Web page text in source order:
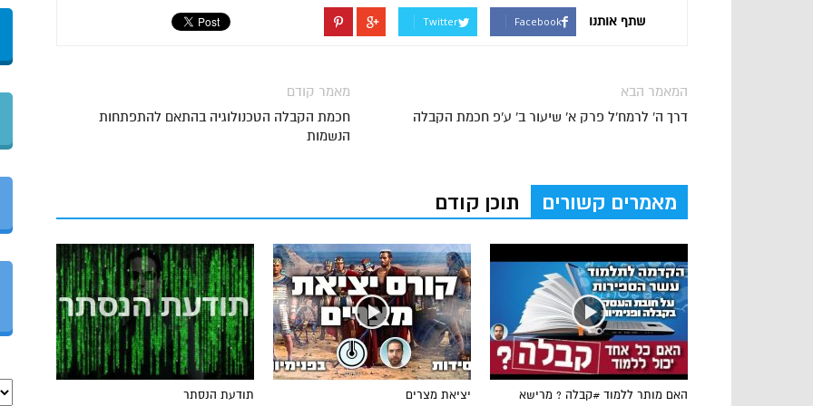
שתף אותנו Facebook
Twitter
מאמר קודם
חכמת הקבלה הטכנולוגיה בהתאם להתפתחות
הנשמות
המאמר הבא
דרך ה' לרמח'ל פרק א' שיעור ב' ע'פ חכמת הקבלה
מאמרים קשורים תוכן קודם
תודעת הנסתר יציאת מצרים
האם מותר ללמוד #קבלה ? מרישא